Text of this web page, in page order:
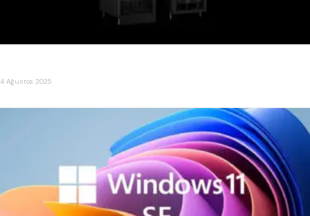
4 Ağustos 2025